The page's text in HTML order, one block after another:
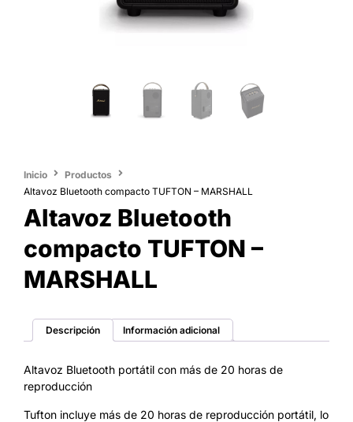
Inicio
Productos
Altavoz Bluetooth compacto TUFTON – MARSHALL
Altavoz Bluetooth
compacto TUFTON –
MARSHALL
Descripción Información adicional
Altavoz Bluetooth portátil con más de 20 horas de
reproducción
Tufton incluye más de 20 horas de reproducción portátil, lo